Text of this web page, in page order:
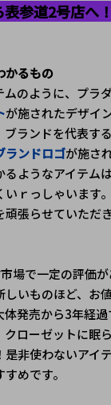
表参道2号店へ
かるもの
のように、プラ
が施されたデザイ
ランドを代表す
ランドロゴが施さ
ようなアイテム
ｒっしゃいます
張らせていただき
場で一定の評価
いものほど、お
発売から3年経
ローゼットに眠
非使わないアイ
めです。